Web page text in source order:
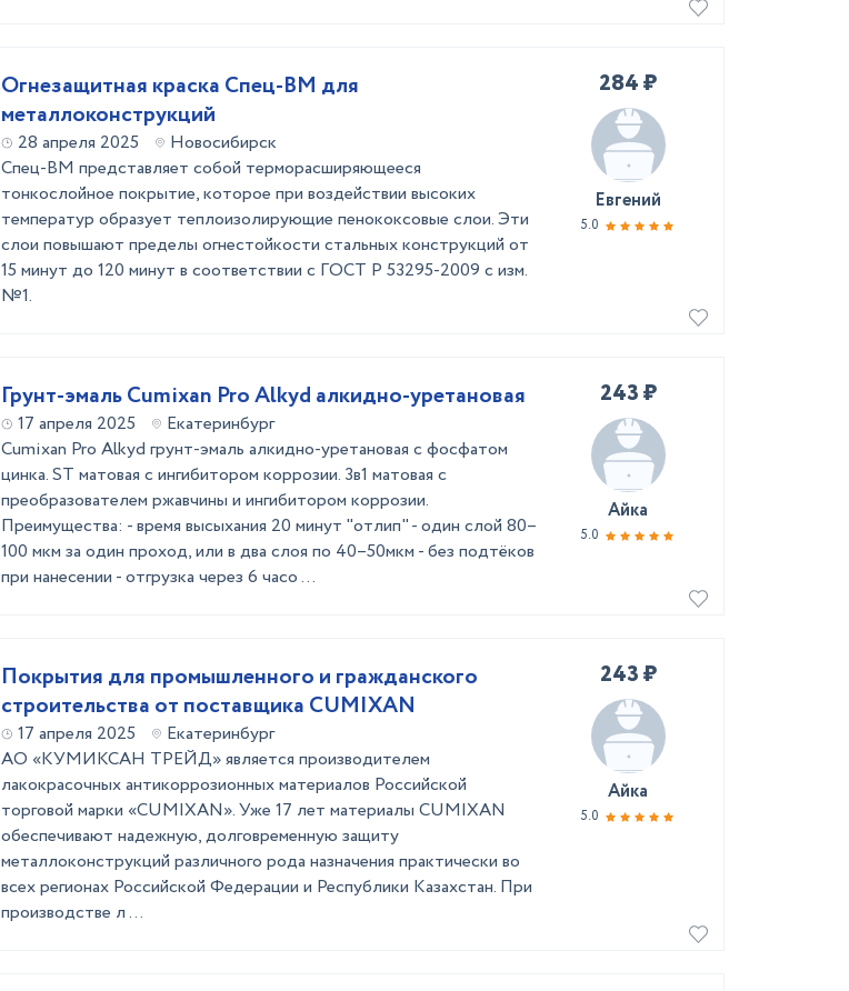
Огнезащитная краска Спец-ВМ для
металлоконструкций
28 апреля 2025
Новосибирск
Спец-ВМ представляет собой терморасширяющееся
тонкослойное покрытие, которое при воздействии высоких
температур образует теплоизолирующие пенококсовые слои. Эти
слои повышают пределы огнестойкости стальных конструкций от
15 минут до 120 минут в соответствии с ГОСТ Р 53295-2009 с изм.
№1.
284 ₽
Евгений
5.0
Грунт-эмаль Cumixan Pro Alkyd алкидно-уретановая
17 апреля 2025
Екатеринбург
Cumixan Pro Alkyd грунт-эмаль алкидно-уретановая с фосфатом
цинка. ST матовая с ингибитором коррозии. 3в1 матовая с
преобразователем ржавчины и ингибитором коррозии.
Преимущества: - время высыхания 20 минут "отлип" - один слой 80–
100 мкм за один проход, или в два слоя по 40–50мкм - без подтёков
при нанесении - отгрузка через 6 часо ...
243 ₽
Айка
5.0
Покрытия для промышленного и гражданского
строительства от поставщика CUMIXAN
17 апреля 2025
Екатеринбург
АО «КУМИКСАН ТРЕЙД» является производителем
лакокрасочных антикоррозионных материалов Российской
торговой марки «CUMIXAN». Уже 17 лет материалы CUMIXAN
обеспечивают надежную, долговременную защиту
металлоконструкций различного рода назначения практически во
всех регионах Российской Федерации и Республики Казахстан. При
производстве л ...
243 ₽
Айка
5.0